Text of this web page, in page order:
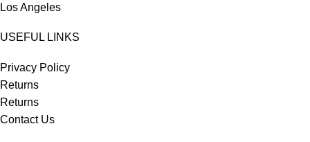
Los Angeles
USEFUL LINKS
Privacy Policy
Returns
Returns
Contact Us